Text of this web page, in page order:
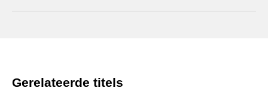
Gerelateerde titels